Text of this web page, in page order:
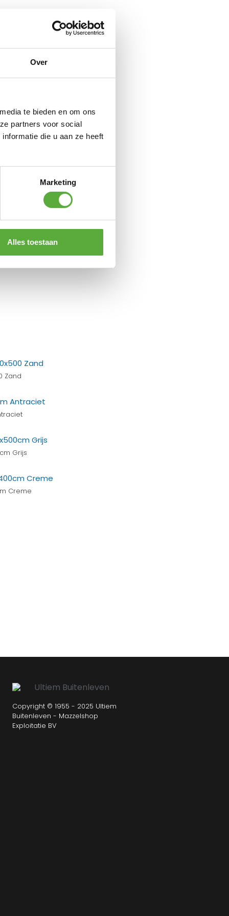
Over
te bieden en om ons
partners voor social
die u aan ze heeft
Marketing
Alles toestaan
Zand
Grijs
Creme
Copyright © 1955 - 2025 Ultiem
Buitenleven - Mazzelshop
Exploitatie BV